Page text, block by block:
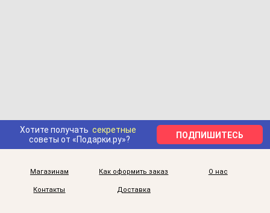
Хотите получать секретные
советы от «Подарки.ру»?
ПОДПИШИТЕСЬ
Магазинам Как оформить заказ О нас
Контакты Доставка